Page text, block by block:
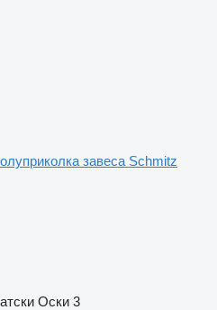
завеса Schmitz
Оски 3